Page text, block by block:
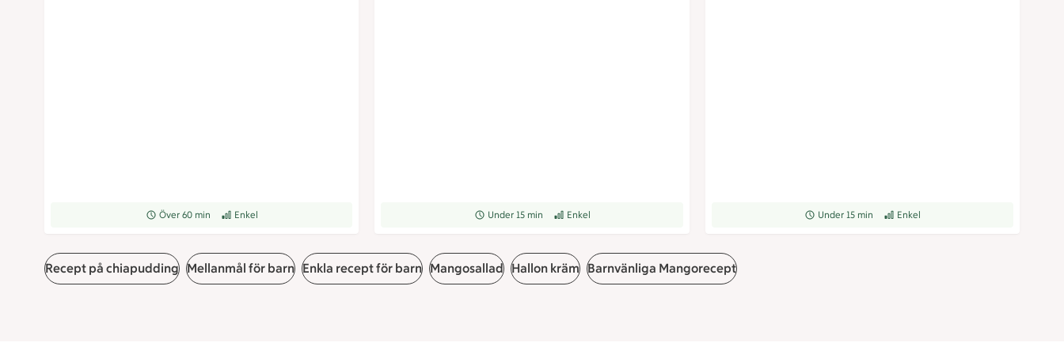
Receptet tar Över 60 min att tillaga
Över 60 min Receptet har Enkel svårighetsgrad
Enkel Receptet tar Under 15 min att tillaga
Under 15 min Receptet har Enkel svårighetsgrad
Enkel Receptet tar Under 15 min att tillaga
Under 15 min Receptet har Enkel svårighetsgrad
Enkel
Recept på chiapudding Mellanmål för barn Enkla recept för barn Mangosallad Hallon kräm Barnvänliga Mangorecept